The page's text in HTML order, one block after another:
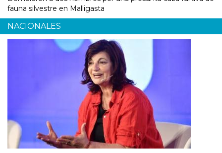
fauna silvestre en Malligasta
NACIONALES